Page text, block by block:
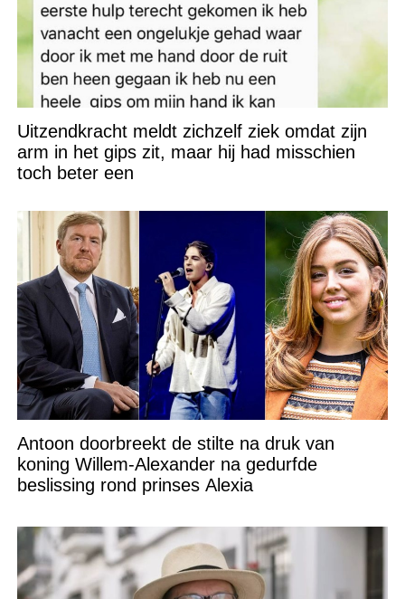
Uitzendkracht meldt zichzelf ziek omdat zijn
arm in het gips zit, maar hij had misschien
toch beter een
Antoon doorbreekt de stilte na druk van
koning Willem-Alexander na gedurfde
beslissing rond prinses Alexia